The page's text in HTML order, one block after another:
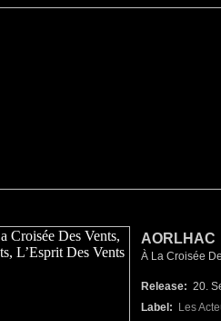
AORLHAC
À La Croisée
Release: 20.
Label:
Les